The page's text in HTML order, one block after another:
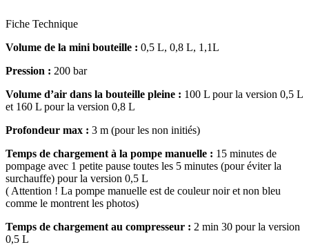
Fiche Technique
Volume de la mini bouteille : 0,5 L, 0,8 L, 1,1L
Pression : 200 bar
Volume d’air dans la bouteille pleine : 100 L pour la version 0,5 L
et 160 L pour la version 0,8 L
Profondeur max : 3 m (pour les non initiés)
Temps de chargement à la pompe manuelle : 15 minutes de
pompage avec 1 petite pause toutes les 5 minutes (pour éviter la
surchauffe) pour la version 0,5 L
( Attention ! La pompe manuelle est de couleur noir et non bleu
comme le montrent les photos)
Temps de chargement au compresseur : 2 min 30 pour la version
0,5 L